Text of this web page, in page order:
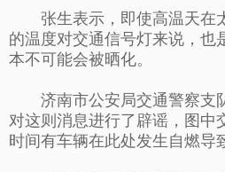
张生表示，即使高温天在
的温度对交通信号灯来说，也
本不可能会被晒化。
济南市公安局交通警察支
对这则消息进行了辟谣，图中
时间有车辆在此处发生自燃导